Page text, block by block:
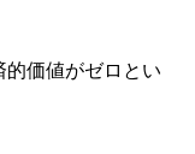
価値がゼロとい